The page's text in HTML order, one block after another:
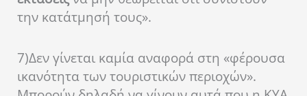
την κατάτμησή τους».
7)Δεν γίνεται καμία αναφορά στη «φέρουσα
ικανότητα των τουριστικών περιοχών».